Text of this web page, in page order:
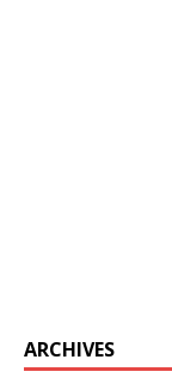
ARCHIVES